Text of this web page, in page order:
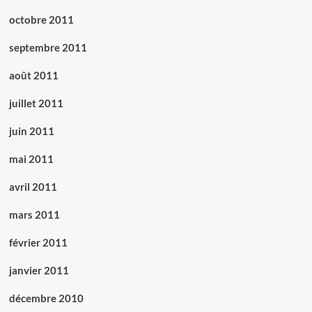
octobre 2011
septembre 2011
août 2011
juillet 2011
juin 2011
mai 2011
avril 2011
mars 2011
février 2011
janvier 2011
décembre 2010